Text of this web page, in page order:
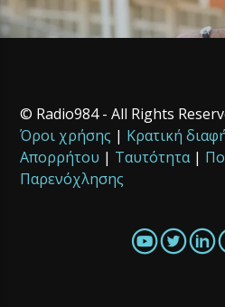
© Radio984 - All Rights
Όροι χρήσης | Κρατική
Απορρήτου | Ταυτότητα|
Παρενόχλησης